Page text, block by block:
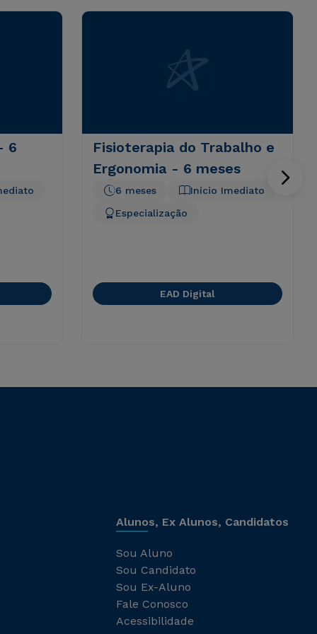
6
Fisioterapia do Trabalho e
Ergonomia - 6 meses
Início Imediato
6 meses
Especialização
EAD Digital
Alunos, Ex Alunos, Candidatos
Sou Aluno
Sou Candidato
Sou Ex-Aluno
Fale Conosco
Acessibilidade